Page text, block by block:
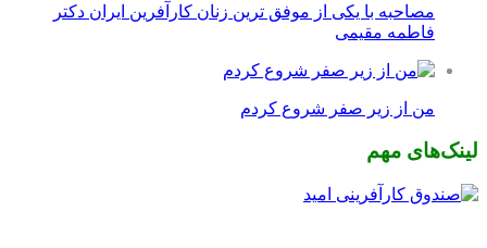
مصاحبه با یکی از موفق ترین زنان کارآفرین ایران دکتر
فاطمه مقیمی
من از زیر صفر شروع کردم
لینک‌های مهم